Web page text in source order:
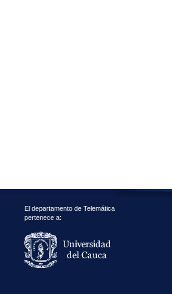
El departamento de Telemática
pertenece a: